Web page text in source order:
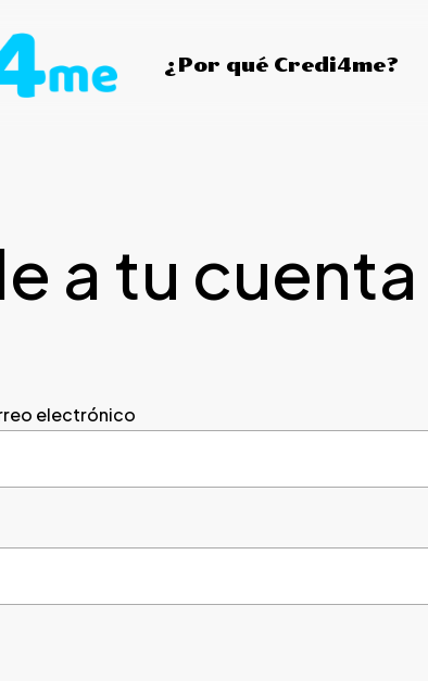
¿Por qué Credi4me?
a tu cuenta
electrónico